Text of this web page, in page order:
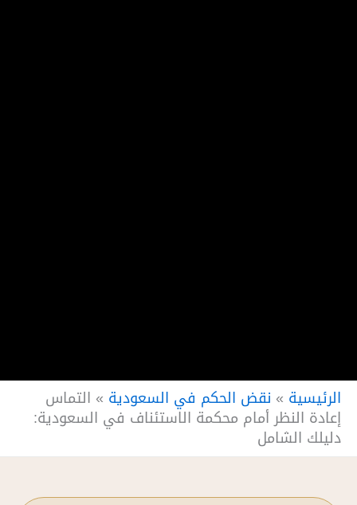
الرئيسية » نقض الحكم في السعودية » التماس
إعادة النظر أمام محكمة الاستئناف في السعودية:
دليلك الشامل